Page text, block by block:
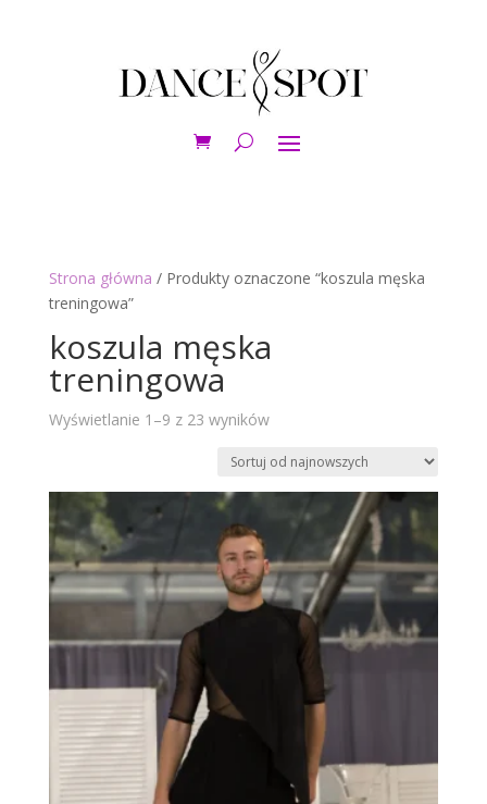
Strona główna / Produkty oznaczone “koszula męska
treningowa”
koszula męska
treningowa
Wyświetlanie 1–9 z 23 wynikówPosortowane
najnowszych